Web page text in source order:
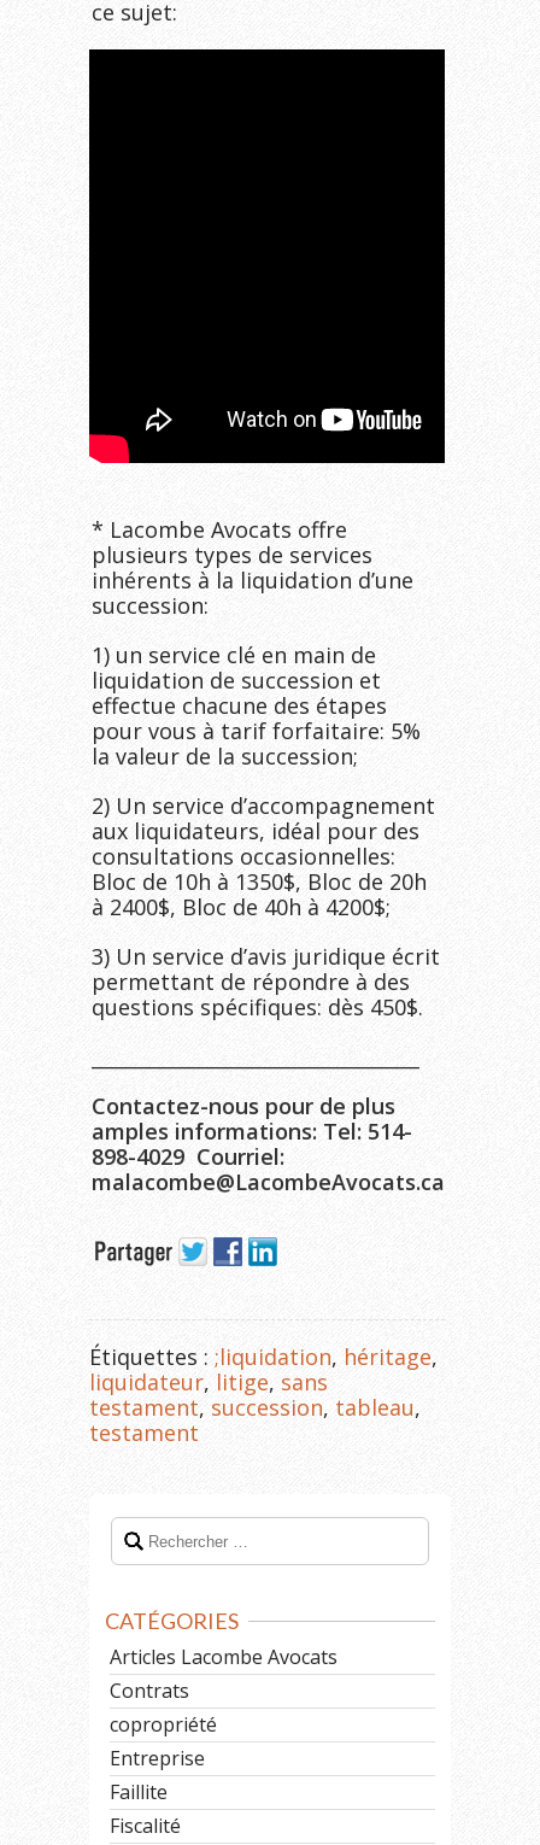
ce sujet:
* Lacombe Avocats offre
plusieurs types de services
inhérents à la liquidation d’une
succession:
1) un service clé en main de
liquidation de succession et
effectue chacune des étapes
pour vous à tarif forfaitaire: 5%
la valeur de la succession;
2) Un service d’accompagnement
aux liquidateurs, idéal pour des
consultations occasionnelles:
Bloc de 10h à 1350$, Bloc de 20h
à 2400$, Bloc de 40h à 4200$;
3) Un service d’avis juridique écrit
permettant de répondre à des
questions spécifiques: dès 450$.
Contactez-nous pour de plus
amples informations: Tel: 514-
898-4029 Courriel:
malacombe@LacombeAvocats.ca
Étiquettes : ;liquidation, héritage,
liquidateur, litige, sans
testament, succession, tableau,
testament
CATÉGORIES
Articles Lacombe Avocats
Contrats
copropriété
Entreprise
Faillite
Fiscalité